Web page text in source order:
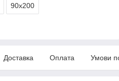
90х200
Доставка Оплата Умови